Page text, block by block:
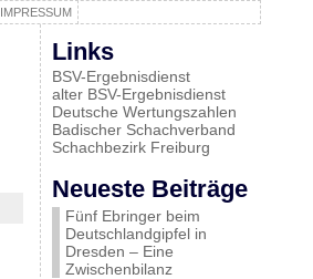
IMPRESSUM
Links
BSV-Ergebnisdienst
alter BSV-Ergebnisdienst
Deutsche Wertungszahlen
Badischer Schachverband
Schachbezirk Freiburg
Neueste Beiträge
Fünf Ebringer beim
Deutschlandgipfel in
Dresden – Eine
Zwischenbilanz